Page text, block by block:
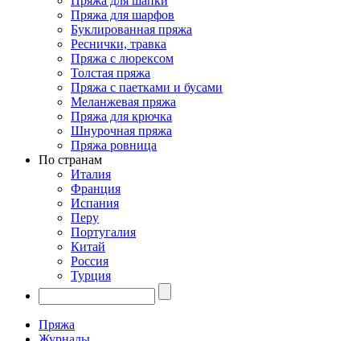
Пряжа для шарфов
Буклированная пряжа
Реснички, травка
Пряжа с люрексом
Толстая пряжа
Пряжа с паетками и бусами
Меланжевая пряжа
Пряжа для крючка
Шнурочная пряжа
Пряжа ровница
По странам
Италия
Франция
Испания
Перу
Португалия
Китай
Россия
Турция
Пряжа